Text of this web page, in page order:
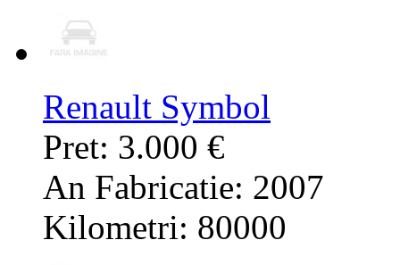
Renault Symbol
Pret: 3.000 €
An Fabricatie: 2007
Kilometri: 80000